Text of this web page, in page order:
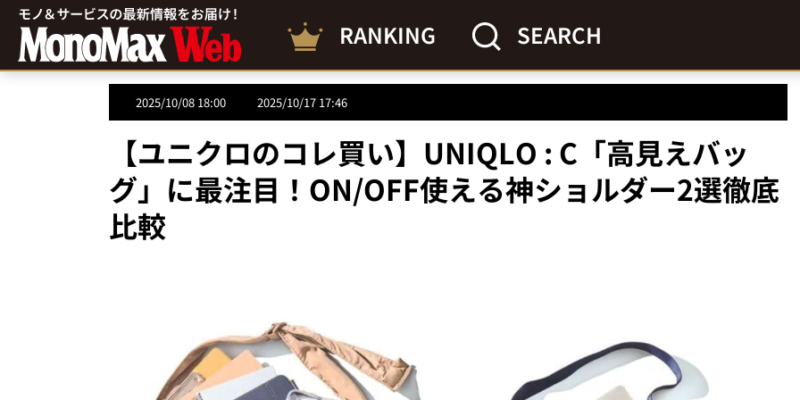
RANKING SEARCH
2025/10/08 18:00 2025/10/17 17:46
【ユニクロのコレ買い】UNIQLO : C「高見えバッ
グ」に最注目！ON/OFF使える神ショルダー2選徹底
比較